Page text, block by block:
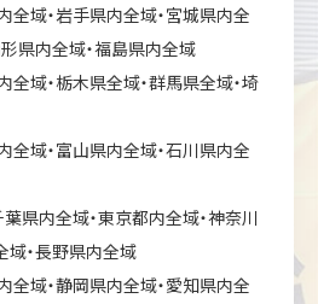
全域・岩手県内全域・宮城県内全
県内全域・福島県内全域
全域・栃木県全域・群馬県全域・埼
全域・富山県内全域・石川県内全
県内全域・東京都内全域・神奈川
域・長野県内全域
全域・静岡県内全域・愛知県内全